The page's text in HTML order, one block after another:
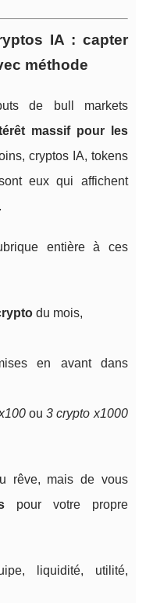
IA : capter
méthode
de bull markets
massif pour les
cryptos IA, tokens
eux qui affichent
.
entière à ces
du mois,
en avant dans
ou3 crypto x1000
rêve, mais de vous
pour votre propre
liquidité, utilité,